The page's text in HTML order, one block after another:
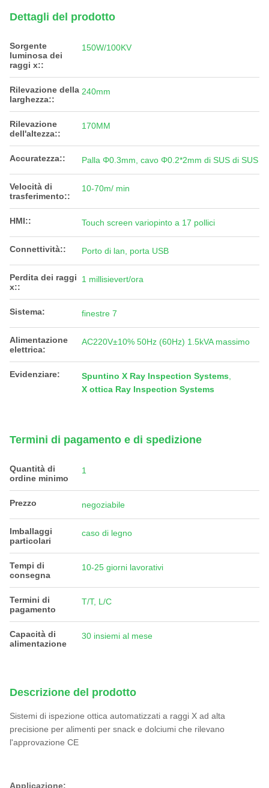
Dettagli del prodotto
Sorgente
luminosa dei
raggi x::
150W/100KV
Rilevazione della
larghezza::
240mm
Rilevazione
dell'altezza::
170MM
Accuratezza:: Palla Φ0.3mm, cavo Φ0.2*2mm di SUS di SUS
Velocità di
trasferimento::
10-70m/ min
HMI:: Touch screen variopinto a 17 pollici
Connettività:: Porto di lan, porta USB
Perdita dei raggi
x::
1 millisievert/ora
Sistema: finestre 7
Alimentazione
elettrica:
AC220V±10% 50Hz (60Hz) 1.5kVA massimo
Evidenziare: Spuntino X Ray Inspection Systems
X ottica Ray Inspection Systems
Termini di pagamento e di spedizione
Quantità di
ordine minimo
1
Prezzo negoziabile
Imballaggi
particolari
caso di legno
Tempi di
consegna
10-25 giorni lavorativi
Termini di
pagamento
T/T, L/C
Capacità di
alimentazione
30 insiemi al mese
Descrizione del prodotto
Sistemi di ispezione ottica automatizzati a raggi X ad alta
precisione per alimenti per snack e dolciumi che rilevano
l'approvazione CE
Applicazione: